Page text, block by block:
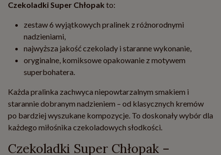
Czekoladki Super Chłopak to:
zestaw 6 wyjątkowych pralinek z różnorodnymi
nadzieniami,
najwyższa jakość czekolady i staranne wykonanie,
oryginalne, komiksowe opakowanie z motywem
superbohatera.
Każda pralinka zachwyca niepowtarzalnym smakiem i
starannie dobranym nadzieniem – od klasycznych kremów
po bardziej wyszukane kompozycje. To doskonały wybór dla
każdego miłośnika czekoladowych słodkości.
Czekoladki Super Chłopak –